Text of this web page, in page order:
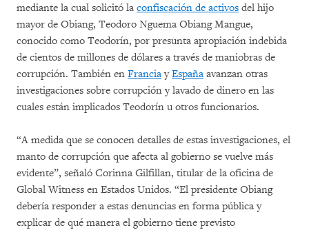
mediante la cual solicitó la confiscación de activos del hijo
mayor de Obiang, Teodoro Nguema Obiang Mangue,
conocido como Teodorín, por presunta apropiación indebida
de cientos de millones de dólares a través de maniobras de
corrupción. También en FranciayEspaña avanzan otras
investigaciones sobre corrupción y lavado de dinero en las
cuales están implicados Teodorín u otros funcionarios.
“A medida que se conocen detalles de estas investigaciones, el
manto de corrupción que afecta al gobierno se vuelve más
evidente”, señaló Corinna Gilfillan, titular de la oficina de
Global Witness en Estados Unidos. “El presidente Obiang
debería responder a estas denuncias en forma pública y
explicar de qué manera el gobierno tiene previsto